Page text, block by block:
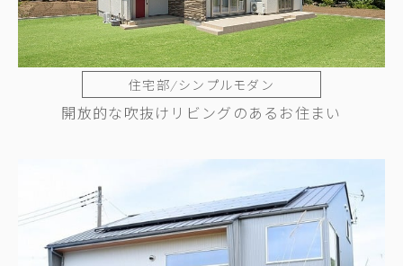
住宅部/シンプルモダン
開放的な吹抜けリビングのあるお住まい